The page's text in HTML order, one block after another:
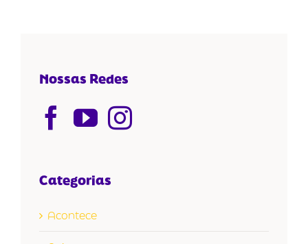
Nossas Redes
Categorias
Acontece